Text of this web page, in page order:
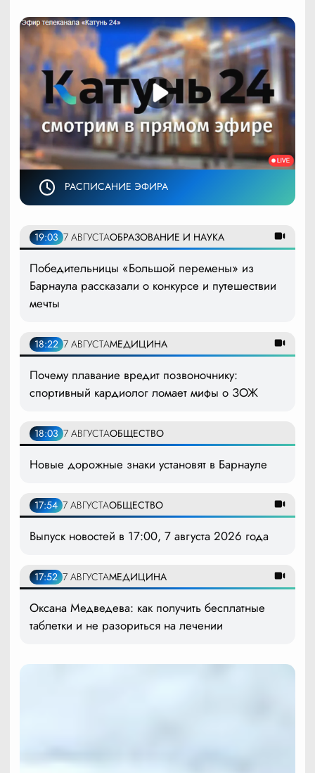
РАСПИСАНИЕ ЭФИРА
19:03 7 АВГУСТАОБРАЗОВАНИЕ И НАУКА
Победительницы «Большой перемены» из
Барнаула рассказали о конкурсе и путешествии
мечты
18:22 7 АВГУСТАМЕДИЦИНА
Почему плавание вредит позвоночнику:
спортивный кардиолог ломает мифы о ЗОЖ
18:03 7 АВГУСТАОБЩЕСТВО
Новые дорожные знаки установят в Барнауле
17:54 7 АВГУСТАОБЩЕСТВО
Выпуск новостей в 17:00, 7 августа 2026 года
17:52 7 АВГУСТАМЕДИЦИНА
Оксана Медведева: как получить бесплатные
таблетки и не разориться на лечении